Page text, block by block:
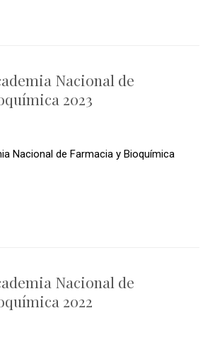
Nacional de
2023
Nacional de Farmacia y Bioquímica
Nacional de
2022